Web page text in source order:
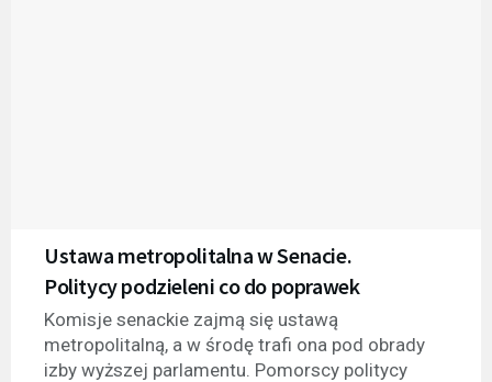
Ustawa metropolitalna w Senacie.
Politycy podzieleni co do poprawek
Komisje senackie zajmą się ustawą
metropolitalną, a w środę trafi ona pod obrady
izby wyższej parlamentu. Pomorscy politycy